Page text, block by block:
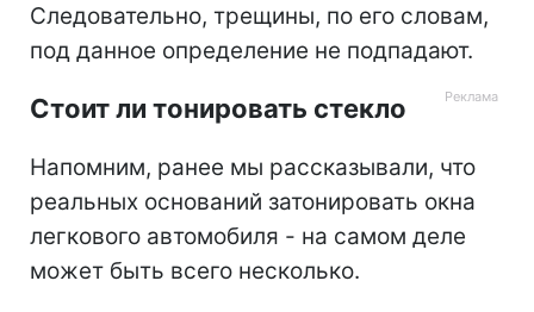
Следовательно, трещины, по его словам,
под данное определение не подпадают.
Стоит ли тонировать стекло
Напомним, ранее мы рассказывали, что
реальных оснований затонировать окна
легкового автомобиля - на самом деле
может быть всего несколько.